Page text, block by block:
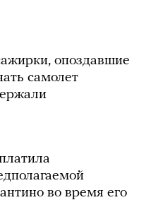
опоздавшие
самолет
во время его